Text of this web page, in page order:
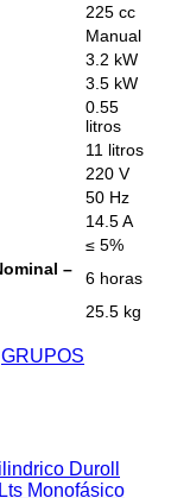
225 cc
Manual
3.2 kW
3.5 kW
0.55
litros
11 litros
220 V
50 Hz
14.5 A
≤ 5%
–
6 horas
25.5 kg
GRUPOS